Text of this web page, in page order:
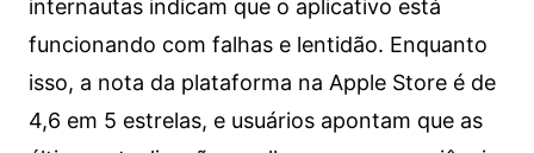
internautas indicam que o aplicativo está
funcionando com falhas e lentidão. Enquanto
isso, a nota da plataforma na Apple Store é de
4,6 em 5 estrelas, e usuários apontam que as